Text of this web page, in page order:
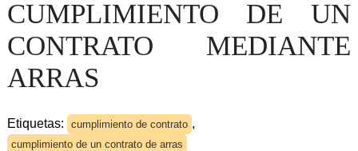
CUMPLIMIENTO DE UN
CONTRATO MEDIANTE
ARRAS
Etiquetas: cumplimiento de contrato ,
cumplimiento de un contrato de arras